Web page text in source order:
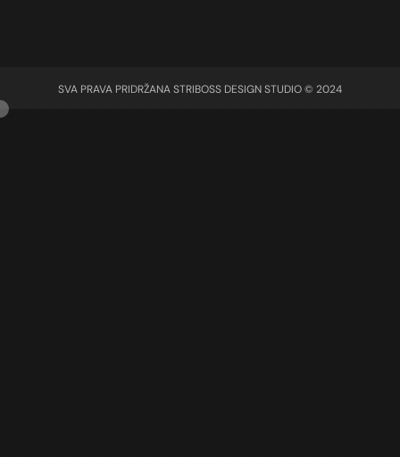
SVA PRAVA PRIDRŽANA STRIBOSS DESIGN STUDIO © 2024